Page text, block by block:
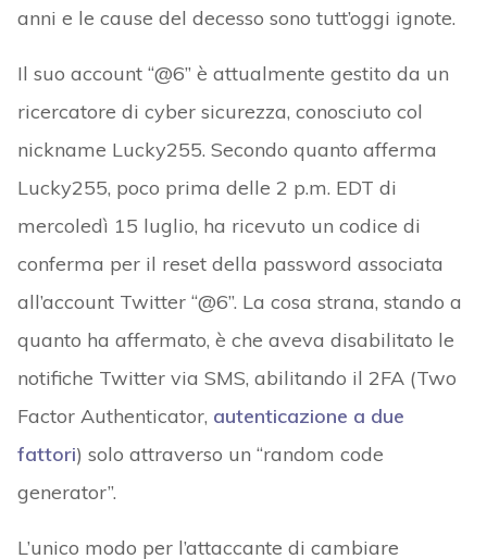
anni e le cause del decesso sono tutt’oggi ignote.
Il suo account “@6” è attualmente gestito da un
ricercatore di cyber sicurezza, conosciuto col
nickname Lucky255. Secondo quanto afferma
Lucky255, poco prima delle 2 p.m. EDT di
mercoledì 15 luglio, ha ricevuto un codice di
conferma per il reset della password associata
all’account Twitter “@6”. La cosa strana, stando a
quanto ha affermato, è che aveva disabilitato le
notifiche Twitter via SMS, abilitando il 2FA (Two
Factor Authenticator, autenticazione a due
fattori) solo attraverso un “random code
generator”.
L’unico modo per l’attaccante di cambiare